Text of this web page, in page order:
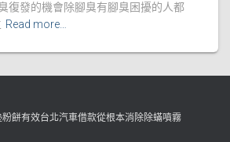
復發的機會除腳臭有腳臭困擾的人都
Read more…
餅有效台北汽車借款從根本消除除蟎噴霧